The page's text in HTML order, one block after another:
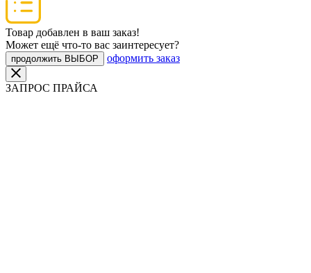
Товар добавлен в ваш заказ!
Может ещё что-то вас заинтересует?
продолжить ВЫБОР оформить заказ
ЗАПРОС ПРАЙСА